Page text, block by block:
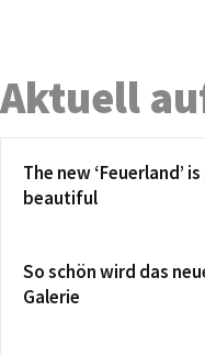
Aktuell
The new ‘Feuerland’
beautiful
So schön wird das
Galerie